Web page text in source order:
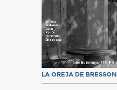
LA OREJA DE BRESSON